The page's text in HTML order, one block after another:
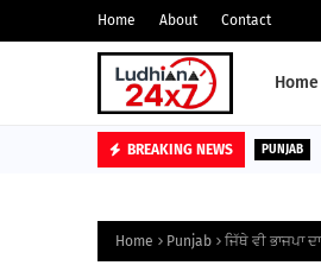
Home About Contact
Home
BREAKING NEWS PUNJAB
Home Punjab ਜਿੱਥੇ ਵੀ ਭਾਜਪਾ